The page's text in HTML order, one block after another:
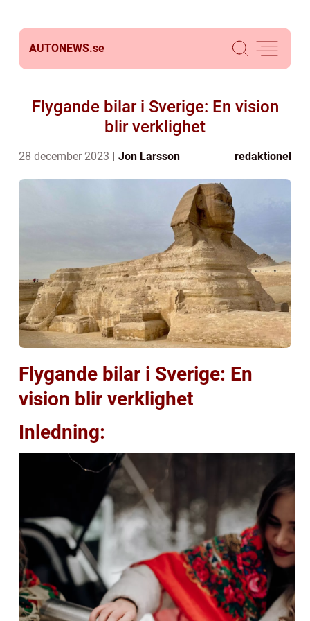
AUTONEWS.se
Flygande bilar i Sverige: En vision
blir verklighet
28 december 2023 Jon Larsson redaktionel
Flygande bilar i Sverige: En
vision blir verklighet
Inledning: